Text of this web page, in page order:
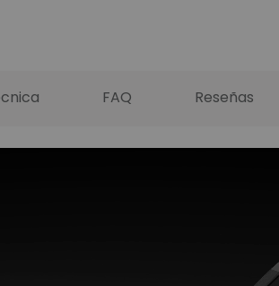
FAQ Reseñas